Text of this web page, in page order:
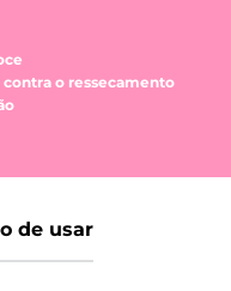
o ressecamento
de usar